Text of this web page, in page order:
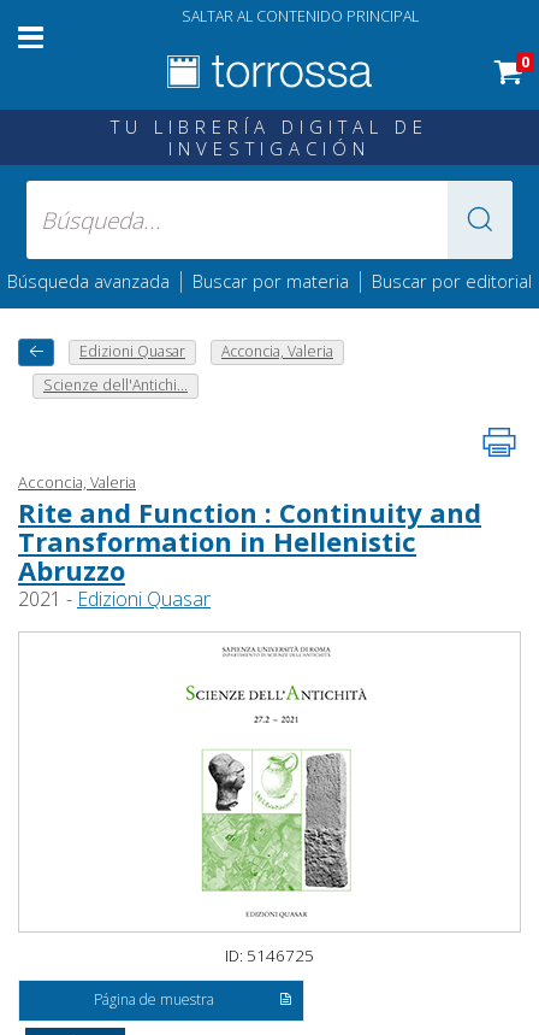
SALTAR AL CONTENIDO PRINCIPAL
0
TU LIBRERÍA DIGITAL DE
INVESTIGACIÓN
Búsqueda avanzada | Buscar por materia | Buscar por editorial
Edizioni Quasar
Acconcia, Valeria
Scienze dell'Antichi...
Acconcia, Valeria
Rite and Function : Continuity and
Transformation in Hellenistic
Abruzzo
2021 - Edizioni Quasar
ID: 5146725
Página de muestra